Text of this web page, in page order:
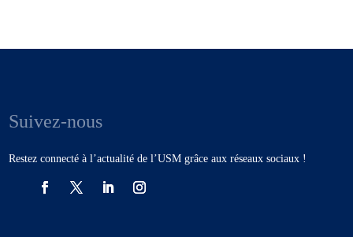
Suivez-nous
Restez connecté à l’actualité de l’USM grâce aux réseaux sociaux !